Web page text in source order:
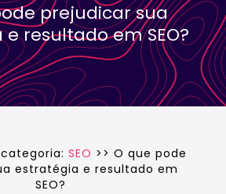
Blog
Influencers
prejudicar sua
resultado em SEO?
SEO >> O que pode
estratégia e resultado em
SEO?